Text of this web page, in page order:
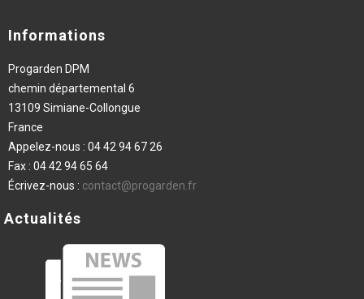
Informations
Progarden DPM
chemin départemental 6
13109 Simiane-Collongue
France
Appelez-nous : 04 42 94 67 26
Fax : 04 42 94 65 64
Écrivez-nous : contact@progarden.fr
Actualités